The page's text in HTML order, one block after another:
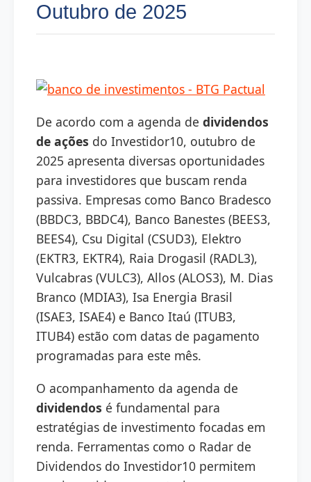
Outubro de 2025
De acordo com a agenda de dividendos
de ações do Investidor10, outubro de
2025 apresenta diversas oportunidades
para investidores que buscam renda
passiva. Empresas como Banco Bradesco
(BBDC3, BBDC4), Banco Banestes (BEES3,
BEES4), Csu Digital (CSUD3), Elektro
(EKTR3, EKTR4), Raia Drogasil (RADL3),
Vulcabras (VULC3), Allos (ALOS3), M. Dias
Branco (MDIA3), Isa Energia Brasil
(ISAE3, ISAE4) e Banco Itaú (ITUB3,
ITUB4) estão com datas de pagamento
programadas para este mês.
O acompanhamento da agenda de
dividendos é fundamental para
estratégias de investimento focadas em
renda. Ferramentas como o Radar de
Dividendos do Investidor10 permitem